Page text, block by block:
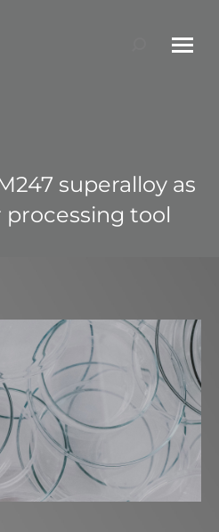
Search:
superalloy as
tool